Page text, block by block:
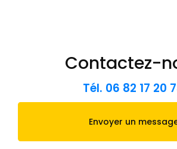
Contactez-
Tél. 06 82 17 20
Envoyer un